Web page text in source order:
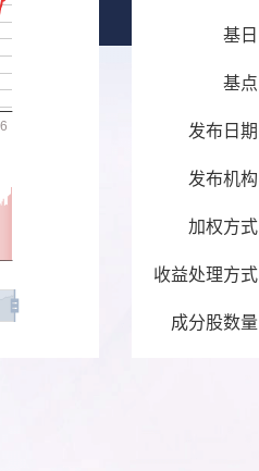
基日
基点
发布日期
发布机构
加权方式
收益处理方式
成分股数量